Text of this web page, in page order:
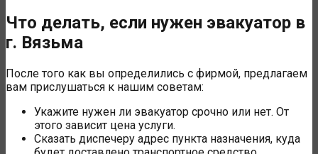
Что делать, если нужен эвакуатор в
г. Вязьма
После того как вы определились с фирмой, предлагаем
вам прислушаться к нашим советам:
Укажите нужен ли эвакуатор срочно или нет. От
этого зависит цена услуги.
Сказать диспечеру адрес пункта назначения, куда